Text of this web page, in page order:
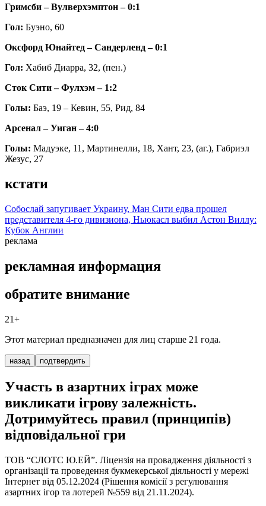
Гримсби – Вулверхэмптон – 0:1
Гол: Буэно, 60
Оксфорд Юнайтед – Сандерленд – 0:1
Гол: Хабиб Диарра, 32, (пен.)
Сток Сити – Фулхэм – 1:2
Голы: Баэ, 19 – Кевин, 55, Рид, 84
Арсенал – Уиган – 4:0
Голы: Мадуэке, 11, Мартинелли, 18, Хант, 23, (аг.), Габриэл
Жезус, 27
кстати
Собослай запугивает Украину, Ман Сити едва прошел
представителя 4-го дивизиона, Ньюкасл выбил Астон Виллу:
Кубок Англии
реклама
рекламная информация
обратите внимание
21+
Этот материал предназначен для лиц старше 21 года.
назад подтвердить
Участь в азартних іграх може
викликати ігрову залежність.
Дотримуйтесь правил (принципів)
відповідальної гри
ТОВ “СЛОТС Ю.ЕЙ”. Ліцензія на провадження діяльності з
організації та проведення букмекерської діяльності у мережі
Інтернет від 05.12.2024 (Рішення комісії з регулювання
азартних ігор та лотерей №559 від 21.11.2024).